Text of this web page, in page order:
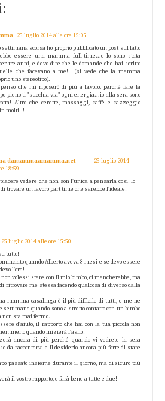
25 luglio 2014 alle ore 15:05
settimana scorsa ho proprio pubblicato un post sul fatto
essere una mamma full-time...e lo sono stata
tre anni, e devo dire che le domande che hai scritto
che facevano a me!!! (si vede che la mamma
uno stereotipo).
che mi riposerò di più a lavoro, perchè fare la
pieno ti "succhia via" ogni energia...io alla sera sono
Altro che cerette, massaggi, caffè e cazzeggio
in molti!!!
damammaamamma.net
25 luglio 2014
18:59
vedere che non son l'unica a pensarla cosi! Io
di trovare un lavoro part time che sarebbe l'ideale!
25 luglio 2014 alle ore 15:50
tutto!
quando Alberto aveva 8 mesi e se devo essere
l'ora!
volessi stare con il mio bimbo, ci mancherebbe, ma
ritrovare me stessa facendo qualcosa di diverso dalla
mamma casalinga è il più difficile di tutti, e me ne
settimana quando sono a stretto contatto con un bimbo
non sta mai fermo.
d'aiuto, il rapporto che hai con la tua piccola non
quando inizierà l'asilo!
ancora di più perché quando vi vedrete la sera
da raccontarvi e il desiderio ancora più forte di stare
passato insieme durante il giorno, ma di sicuro più
il vostro rapporto, e farà bene a tutte e due!